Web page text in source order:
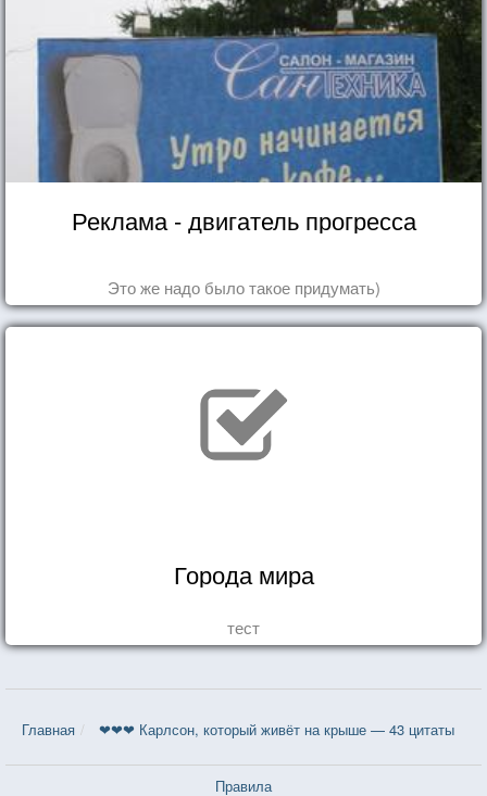
Реклама - двигатель прогресса
Это же надо было такое придумать)
Города мира
тест
Главная ❤❤❤ Карлсон, который живёт на крыше — 43 цитаты
Правила